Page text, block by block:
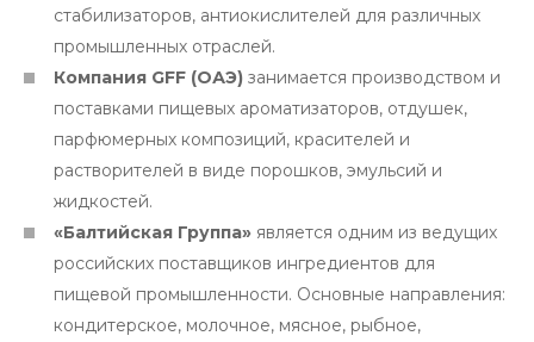
стабилизаторов, антиокислителей для различных
промышленных отраслей.
Компания GFF (ОАЭ) занимается производством и
поставками пищевых ароматизаторов, отдушек,
парфюмерных композиций, красителей и
растворителей в виде порошков, эмульсий и
жидкостей.
«Балтийская Группа» является одним из ведущих
российских поставщиков ингредиентов для
пищевой промышленности. Основные направления:
кондитерское, молочное, мясное, рыбное,